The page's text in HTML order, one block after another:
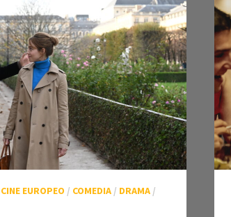
CINE EUROPEO / COMEDIA / DRAMA /